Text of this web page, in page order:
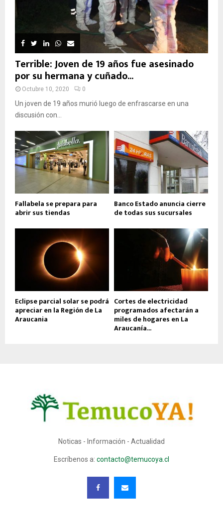
Terrible: Joven de 19 años fue asesinado
por su hermana y cuñado...
Octubre 10, 2020 0
Un joven de 19 años murió luego de enfrascarse en una
discusión con...
Fallabela se prepara para
abrir sus tiendas
Banco Estado anuncia cierre
de todas sus sucursales
Eclipse parcial solar se podrá
apreciar en la Región de La
Araucania
Cortes de electricidad
programados afectarán a
miles de hogares en La
Araucanía...
Noticas - Información - Actualidad
Escríbenos a: contacto@temucoya.cl